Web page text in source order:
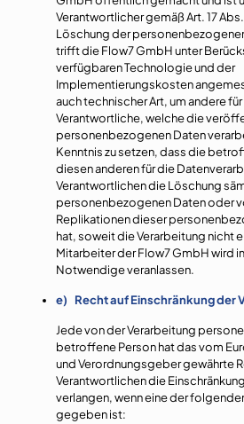
Verantwortlicher gemäß Art. 17 Abs.
Löschung der
trifft die Flow7 GmbH unter
verfügbaren Technologie und der
Implementierungskosten
auch technischer Art, um andere
Verantwortliche, welche die
personenbezogenen Daten
Kenntnis zu setzen, dass die
diesen anderen für die
Verantwortlichen die Löschung
personenbezogenen Daten oder
Replikationen dieser
hat, soweit die Verarbeitung nicht
Mitarbeiter der Flow7 GmbH wird
Notwendige veranlassen.
e) Recht auf Einschränkung der
Jede von der Verarbeitung
betroffene Person hat das vom
und Verordnungsgeber gewährte
Verantwortlichen die
verlangen, wenn eine der
gegeben ist: